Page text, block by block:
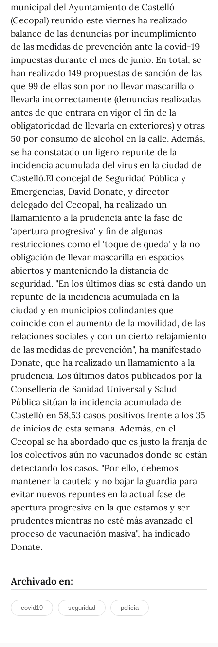
municipal del Ayuntamiento de Castelló
(Cecopal) reunido este viernes ha realizado
balance de las denuncias por incumplimiento
de las medidas de prevención ante la covid-19
impuestas durante el mes de junio. En total, se
han realizado 149 propuestas de sanción de las
que 99 de ellas son por no llevar mascarilla o
llevarla incorrectamente (denuncias realizadas
antes de que entrara en vigor el fin de la
obligatoriedad de llevarla en exteriores) y otras
50 por consumo de alcohol en la calle. Además,
se ha constatado un ligero repunte de la
incidencia acumulada del virus en la ciudad de
Castelló.El concejal de Seguridad Pública y
Emergencias, David Donate, y director
delegado del Cecopal, ha realizado un
llamamiento a la prudencia ante la fase de
'apertura progresiva' y fin de algunas
restricciones como el 'toque de queda' y la no
obligación de llevar mascarilla en espacios
abiertos y manteniendo la distancia de
seguridad. "En los últimos días se está dando un
repunte de la incidencia acumulada en la
ciudad y en municipios colindantes que
coincide con el aumento de la movilidad, de las
relaciones sociales y con un cierto relajamiento
de las medidas de prevención", ha manifestado
Donate, que ha realizado un llamamiento a la
prudencia. Los últimos datos publicados por la
Consellería de Sanidad Universal y Salud
Pública sitúan la incidencia acumulada de
Castelló en 58,53 casos positivos frente a los 35
de inicios de esta semana. Además, en el
Cecopal se ha abordado que es justo la franja de
los colectivos aún no vacunados donde se están
detectando los casos. "Por ello, debemos
mantener la cautela y no bajar la guardia para
evitar nuevos repuntes en la actual fase de
apertura progresiva en la que estamos y ser
prudentes mientras no esté más avanzado el
proceso de vacunación masiva", ha indicado
Donate.
Archivado en:
covid19 seguridad policia